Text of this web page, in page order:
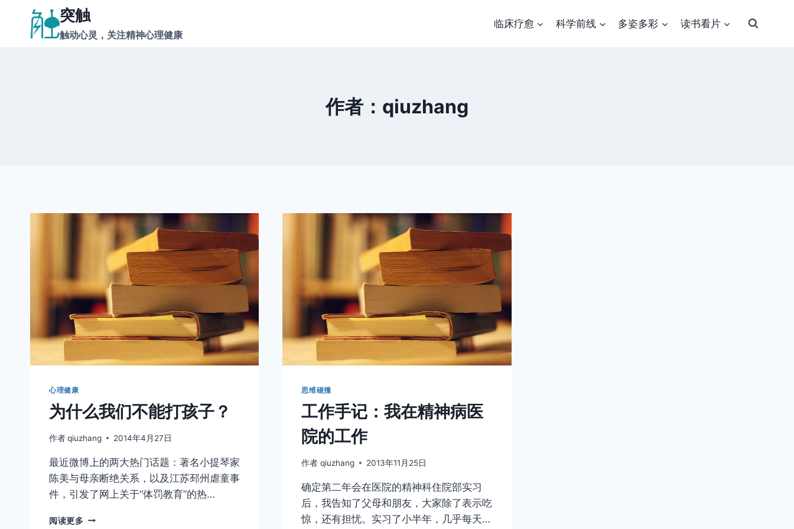
突触
触动心灵，关注精神心理健康
临床疗愈 科学前线 多姿多彩 读书看片
作者：qiuzhang
心理健康
为什么我们不能打孩子？
作者qiuzhang 2014年4月27日
最近微博上的两大热门话题：著名小提琴家
陈美与母亲断绝关系，以及江苏邳州虐童事
件，引发了网上关于“体罚教育”的热…
阅读更多 为
思维碰撞
工作手记：我在精神病医
院的工作
作者 qiuzhang 2013年11月25日
确定第二年会在医院的精神科住院部实习
后，我告知了父母和朋友，大家除了表示吃
惊，还有担忧。实习了小半年，几乎每天…